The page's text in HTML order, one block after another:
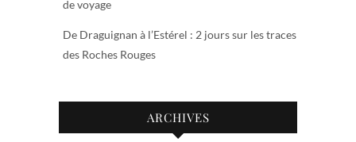
de voyage
De Draguignan à l’Estérel : 2 jours sur les traces
des Roches Rouges
ARCHIVES